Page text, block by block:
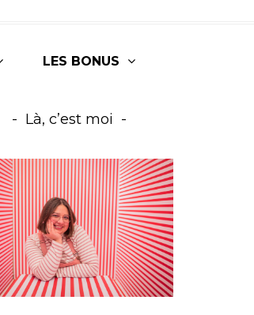
LES BONUS
Là, c’est moi